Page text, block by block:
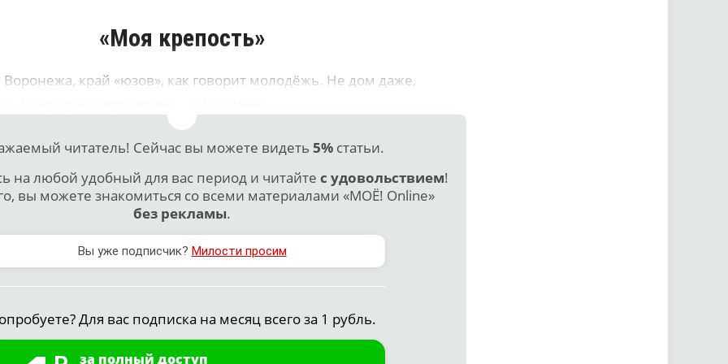
«Моя крепость»
край «юзов», как говорит молодёжь. Не дом даже,
читатель! Сейчас вы можете видеть 5%статьи.
на любой удобный для вас период и читайте с удовольствием!
вы можете знакомиться со всеми материалами «МОЁ! Online»
без рекламы.
Вы уже подписчик? Милости просим
Для вас подписка на месяц всего за 1 рубль.
за полный доступ